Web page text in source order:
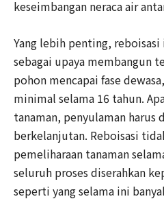
keseimbangan neraca air
Yang lebih penting,
sebagai upaya membangun
pohon mencapai fase
minimal selama 16 tahun.
tanaman, penyulaman harus
berkelanjutan. Reboisasi
pemeliharaan tanaman
seluruh proses diserahkan
seperti yang selama ini